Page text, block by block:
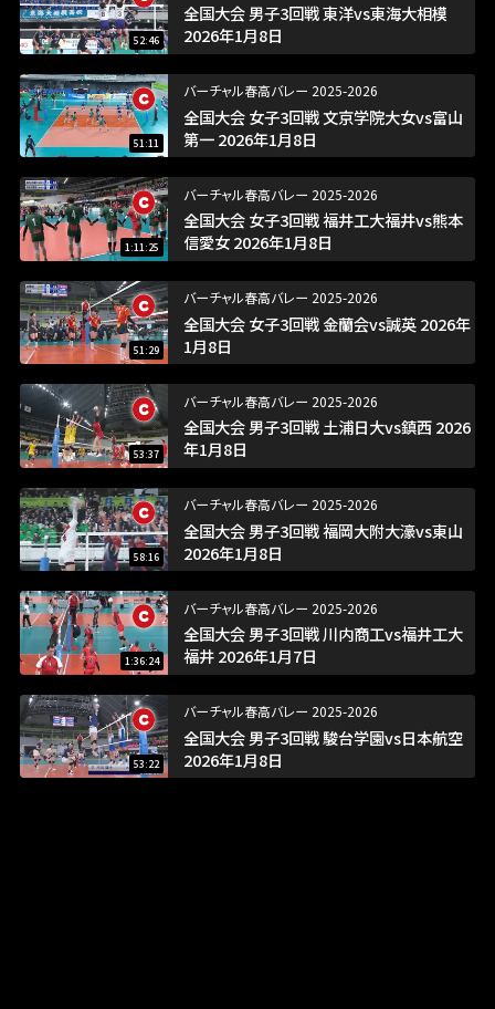
52:46
全国大会 男子3回戦 東洋vs東海大相模
2026年1月8日
51:11
バーチャル春高バレー 2025-2026
全国大会 女子3回戦 文京学院大女vs富山
第一 2026年1月8日
1:11:25
バーチャル春高バレー 2025-2026
全国大会 女子3回戦 福井工大福井vs熊本
信愛女 2026年1月8日
51:29
バーチャル春高バレー 2025-2026
全国大会 女子3回戦 金蘭会vs誠英 2026年
1月8日
53:37
バーチャル春高バレー 2025-2026
全国大会 男子3回戦 土浦日大vs鎮西 2026
年1月8日
58:16
バーチャル春高バレー 2025-2026
全国大会 男子3回戦 福岡大附大濠vs東山
2026年1月8日
1:36:24
バーチャル春高バレー 2025-2026
全国大会 男子3回戦 川内商工vs福井工大
福井 2026年1月7日
53:22
バーチャル春高バレー 2025-2026
全国大会 男子3回戦 駿台学園vs日本航空
2026年1月8日